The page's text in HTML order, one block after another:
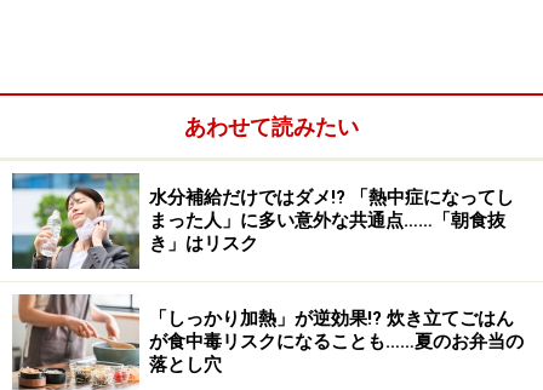
食物繊維に大差はありません。
ところで、米は実（み）のまま、大量の水を加えて過熱
調理します。一方、小麦は粉にし、適当量の水を加えて
加熱調理します。両者ともにデンプンを含みますが、加
熱によりデンプンの化学構造が変化します。この化学構
造の変化をα化と呼び、α化したデンプンは消化しやすく
なります。
あわせて読みたい
水分補給だけではダメ!? 「熱中症になってし
まった人」に多い意外な共通点……「朝食抜
き」はリスク
「しっかり加熱」が逆効果!? 炊き立てごはん
が食中毒リスクになることも……夏のお弁当の
落とし穴